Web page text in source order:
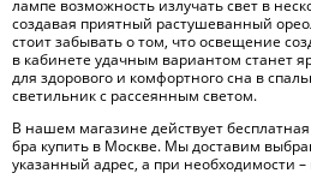
лампе возможность излучать свет в
создавая приятный растушеванный
стоит забывать о том, что освещение
в кабинете удачным вариантом станет
для здорового и комфортного сна в
светильник с рассеянным светом.
В нашем магазине действует бесплатная
бра купить в Москве. Мы доставим
указанный адрес, а при необходимости